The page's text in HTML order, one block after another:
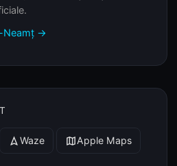
Neamț →
navigation Waze mapApple Maps